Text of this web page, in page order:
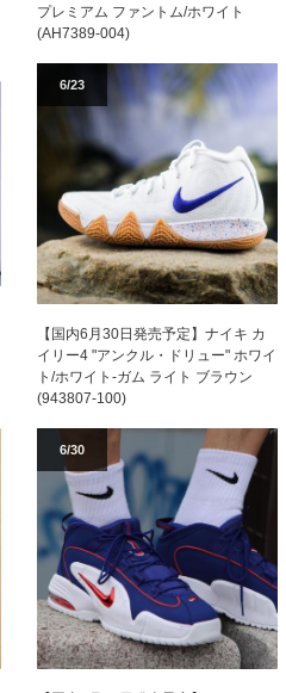
プレミアム ファントム/ホワイト
(AH7389-004)
6/23
【国内6月30日発売予定】ナイキ カ
イリー4 "アンクル・ドリュー" ホワイ
ト/ホワイト-ガム ライト ブラウン
(943807-100)
6/30